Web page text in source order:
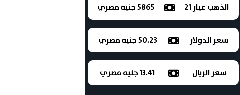
الذهب عيار 21 5865 جنيه مصري
سعر الدولار 50.23 جنيه مصري
سعر الريال 13.41 جنيه مصري